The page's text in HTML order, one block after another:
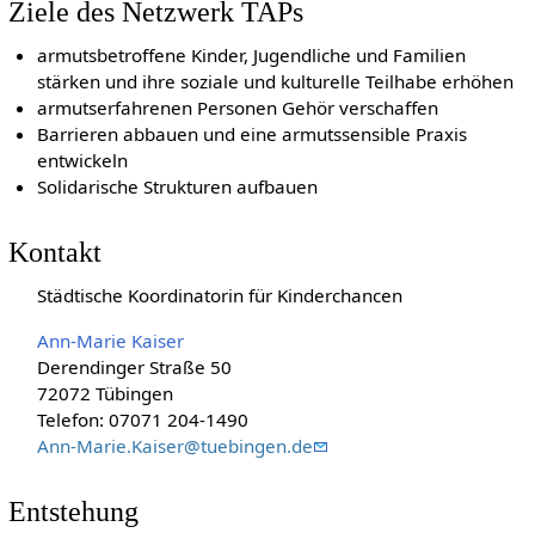
Ziele des Netzwerk TAPs
armutsbetroffene Kinder, Jugendliche und Familien
stärken und ihre soziale und kulturelle Teilhabe erhöhen
armutserfahrenen Personen Gehör verschaffen
Barrieren abbauen und eine armutssensible Praxis
entwickeln
Solidarische Strukturen aufbauen
Kontakt
Städtische Koordinatorin für Kinderchancen
Ann-Marie Kaiser
Derendinger Straße 50
72072 Tübingen
Telefon: 07071 204-1490
Ann-Marie.Kaiser@tuebingen.de
Entstehung